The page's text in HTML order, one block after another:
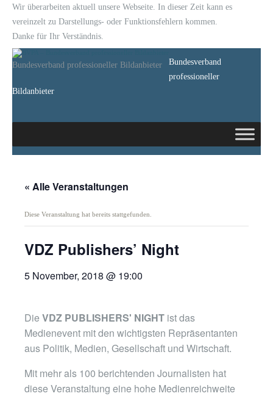
Wir überarbeiten aktuell unsere Webseite. In dieser Zeit kann es
vereinzelt zu Darstellungs- oder Funktionsfehlern kommen.
Danke für Ihr Verständnis.
Bundesverband professioneller Bildanbieter
Bundesverband
professioneller
Bildanbieter
« Alle Veranstaltungen
Diese Veranstaltung hat bereits stattgefunden.
VDZ Publishers’ Night
5 November, 2018 @ 19:00
Die VDZ PUBLISHERS' NIGHT ist das
Medienevent mit den wichtigsten Repräsentanten
aus Politik, Medien, Gesellschaft und Wirtschaft.
Mit mehr als 100 berichtenden Journalisten hat
diese Veranstaltung eine hohe Medienreichweite